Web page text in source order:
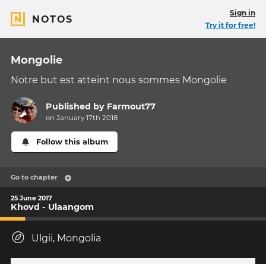
NOTOS
Sign in
Try it for free!
Mongolie
Notre but est atteint nous sommes Mongolie
Published by Farmout77
on January 17th 2018
Follow this album
Go to chapter
25 June 2017
Khovd - Ulaangom
Ulgii, Mongolia